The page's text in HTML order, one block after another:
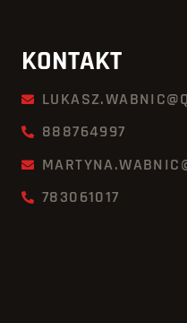
KONTAKT
888764997
783061017